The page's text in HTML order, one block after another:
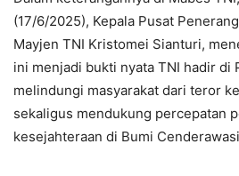
(17/6/2025), Kepala Pusat
Mayjen TNI Kristomei Sianturi,
ini menjadi bukti nyata TNI hadir di
melindungi masyarakat dari teror
sekaligus mendukung percepatan
kesejahteraan di Bumi